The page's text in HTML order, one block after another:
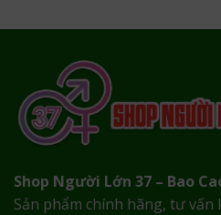
Shop Người Lớn 37 – Bao
Sản phẩm chính hãng, tư vấn